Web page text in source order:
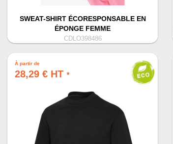
SWEAT-SHIRT ÉCORESPONSABLE EN
ÉPONGE FEMME
CDLO398486
À partir de
28,29 € HT *